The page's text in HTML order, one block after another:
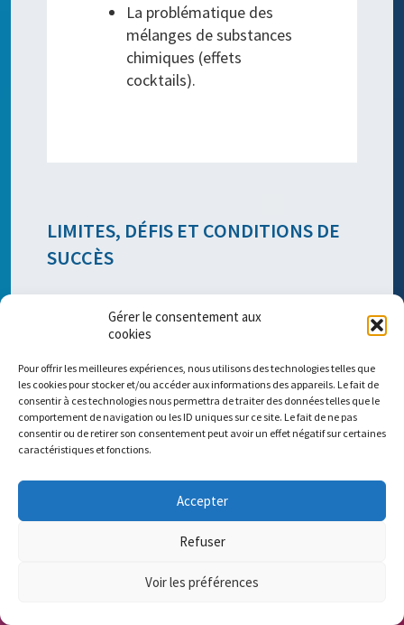
Gérer le consentement aux
cookies
Pour offrir les meilleures expériences, nous utilisons des technologies telles que
les cookies pour stocker et/ou accéder aux informations des appareils. Le fait de
consentir à ces technologies nous permettra de traiter des données telles que le
comportement de navigation ou les ID uniques sur ce site. Le fait de ne pas
consentir ou de retirer son consentement peut avoir un effet négatif sur certaines
caractéristiques et fonctions.
Accepter
Refuser
Voir les préférences
La problématique des
mélanges de substances
chimiques (effets
cocktails).
LIMITES, DÉFIS ET CONDITIONS DE
SUCCÈS
Limites scientifiques actuelles
Aucun modèle, animal ou non, ne peut être
totalement représentatif de la complexité d’un
organisme humain. Certaines questions, comme
les effets systémiques à long terme, les
interactions entre organes, l’impact de
trajectoires d’exposition complexes (par exemple,
les altérations transgénérationnelles), restent
difficiles à étudier, même avec les NAM. Certains
tissus, stades de développement ou états
pathologiques ne disposent pas encore de
modèles suffisamment matures ou validés
des modèles animaux pour l’humain ne dépasse